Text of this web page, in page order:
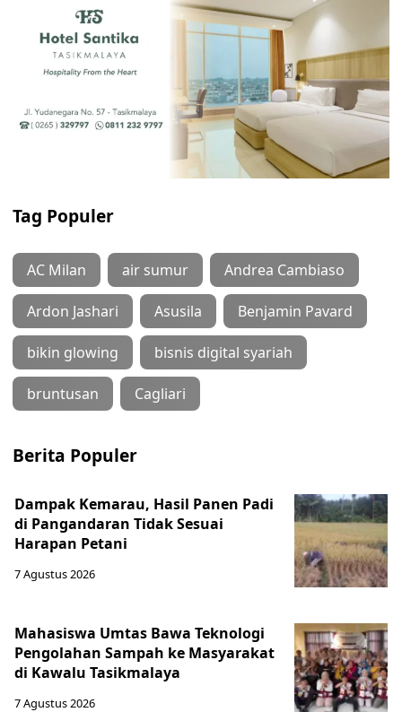
Tag Populer
AC Milan air sumur Andrea Cambiaso
Ardon Jashari Asusila Benjamin Pavard
bikin glowing bisnis digital syariah
bruntusan Cagliari
Berita Populer
Dampak Kemarau, Hasil Panen Padi
di Pangandaran Tidak Sesuai
Harapan Petani
7 Agustus 2026
Mahasiswa Umtas Bawa Teknologi
Pengolahan Sampah ke Masyarakat
di Kawalu Tasikmalaya
7 Agustus 2026